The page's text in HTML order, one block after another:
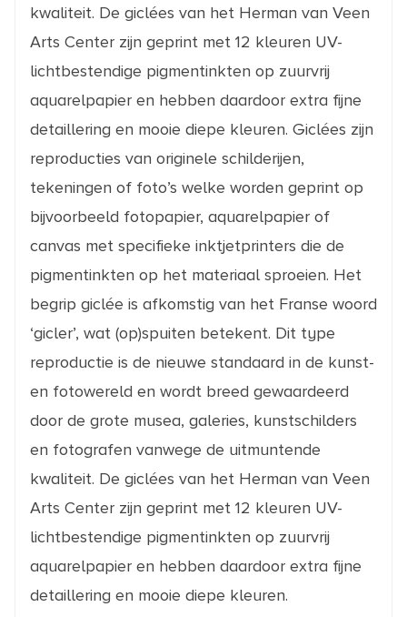
kwaliteit. De giclées van het Herman van Veen
Arts Center zijn geprint met 12 kleuren UV-
lichtbestendige pigmentinkten op zuurvrij
aquarelpapier en hebben daardoor extra fijne
detaillering en mooie diepe kleuren. Giclées zijn
reproducties van originele schilderijen,
tekeningen of foto’s welke worden geprint op
bijvoorbeeld fotopapier, aquarelpapier of
canvas met specifieke inktjetprinters die de
pigmentinkten op het materiaal sproeien. Het
begrip giclée is afkomstig van het Franse woord
‘gicler’, wat (op)spuiten betekent. Dit type
reproductie is de nieuwe standaard in de kunst-
en fotowereld en wordt breed gewaardeerd
door de grote musea, galeries, kunstschilders
en fotografen vanwege de uitmuntende
kwaliteit. De giclées van het Herman van Veen
Arts Center zijn geprint met 12 kleuren UV-
lichtbestendige pigmentinkten op zuurvrij
aquarelpapier en hebben daardoor extra fijne
detaillering en mooie diepe kleuren.